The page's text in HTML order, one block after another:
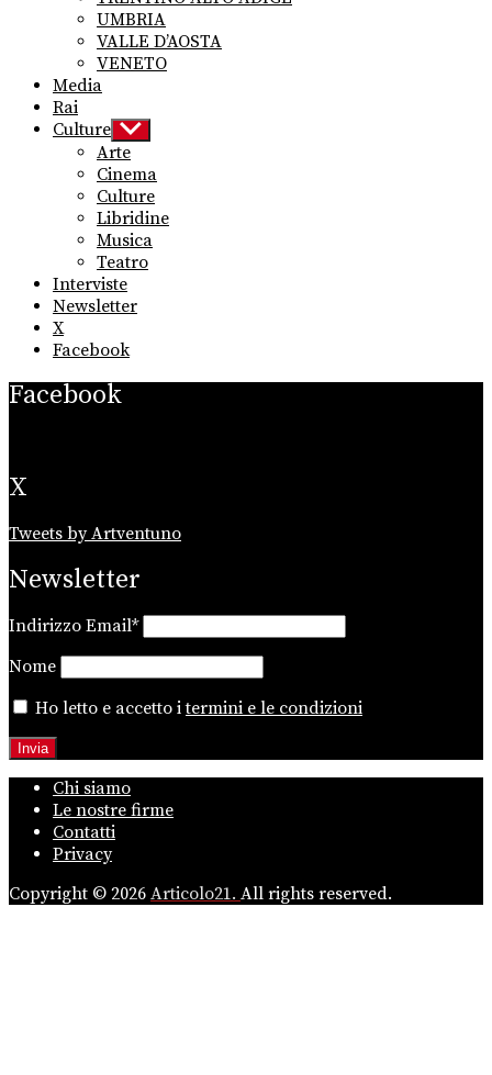
UMBRIA
VALLE D’AOSTA
VENETO
Media
Rai
Culture Show
sub
menu
Arte
Cinema
Culture
Libridine
Musica
Teatro
Interviste
Newsletter
X
Facebook
Facebook
X
Tweets by Artventuno
Newsletter
Indirizzo Email*
Nome
Ho letto e accetto itermini e le condizioni
Chi siamo
Le nostre firme
Contatti
Privacy
Copyright © 2026 Articolo21. All rights reserved.